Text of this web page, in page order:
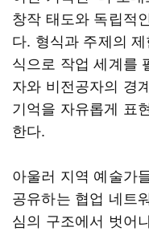
창작 태도와 독립적
다. 형식과 주제의
식으로 작업 세계를
자와 비전공자의 경
기억을 자유롭게 표
한다.
아울러 지역 예술가
공유하는 협업 네트
심의 구조에서 벗어